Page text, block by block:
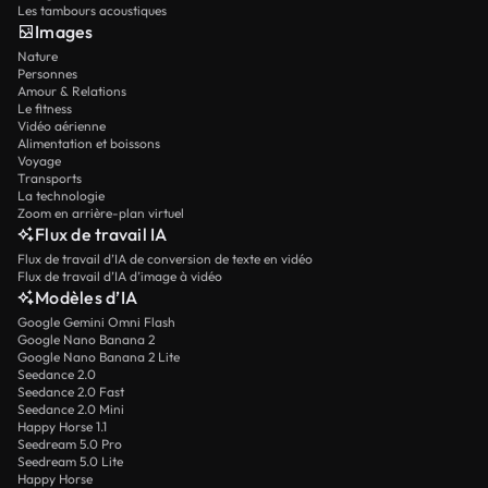
Les tambours acoustiques
Images
Nature
Personnes
Amour & Relations
Le fitness
Vidéo aérienne
Alimentation et boissons
Voyage
Transports
La technologie
Zoom en arrière-plan virtuel
Flux de travail IA
Flux de travail d’IA de conversion de texte en vidéo
Flux de travail d’IA d’image à vidéo
Modèles d’IA
Google Gemini Omni Flash
Google Nano Banana 2
Google Nano Banana 2 Lite
Seedance 2.0
Seedance 2.0 Fast
Seedance 2.0 Mini
Happy Horse 1.1
Seedream 5.0 Pro
Seedream 5.0 Lite
Happy Horse